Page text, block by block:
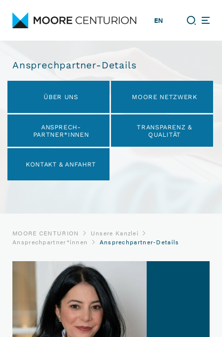
EN
Ansprechpartner-Details
ÜBER UNS MOORE NETZWERK
ANSPRECH­
PARTNER*INNEN
TRANSPARENZ &
QUALITÄT
KONTAKT & ANFAHRT
MOORE CENTURION
Unsere Kanzlei
Ansprech­partner*innen
Ansprechpartner-Details